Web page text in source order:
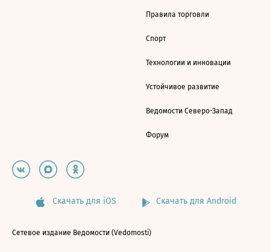
Правила торговли
Спорт
Технологии и инновации
Устойчивое развитие
Ведомости Северо-Запад
Форум
Скачать для iOS Скачать для Android
Сетевое издание Ведомости (Vedomosti)